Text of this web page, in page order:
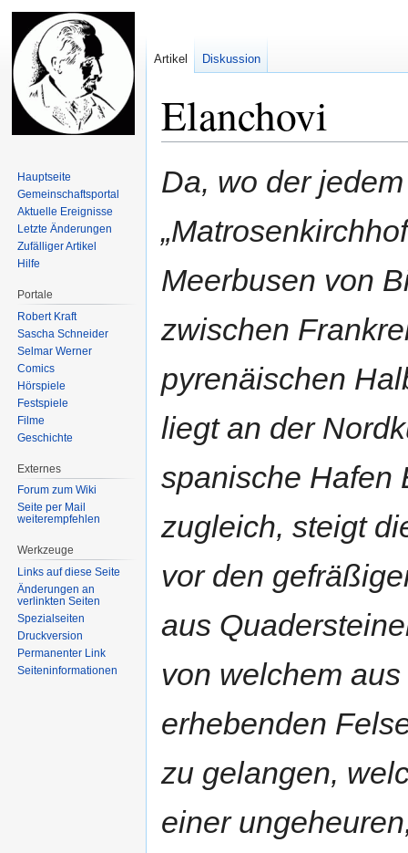
Elanchovi
Navigation
Suche
Da, wo der
Meerbusen von
zwischen
pyrenäischen
liegt an der
spanische Hafen
zugleich, steigt
vor den
aus
von welchem
erhebenden
zu gelangen,
einer
Artikel Diskussion
Hauptseite
Gemeinschafts­portal
Aktuelle Ereignisse
Letzte Änderungen
Zufälliger Artikel
Hilfe
Portale
Robert Kraft
Sascha Schneider
Selmar Werner
Comics
Hörspiele
Festspiele
Filme
Geschichte
Externes
Forum zum Wiki
Seite per Mail
weiterempfehlen
Werkzeuge
Links auf diese Seite
Änderungen an
verlinkten Seiten
Spezialseiten
Druckversion
Permanenter Link
Seiten­informationen